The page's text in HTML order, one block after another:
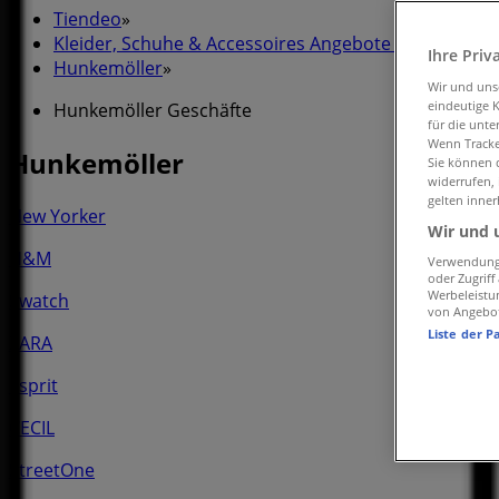
Tiendeo»
Kleider, Schuhe & Accessoires Angebote in der Nähe
Hunkemöller»
Hunkemöller Geschäfte
Hunkemöller
New Yorker
H&M
Swatch
ZARA
Esprit
CECIL
StreetOne
Ihre
Wir und
eindeutige
für die
Wenn
Sie können
widerrufen,
gelten
Wir und
oder Zugriff
von
Liste der